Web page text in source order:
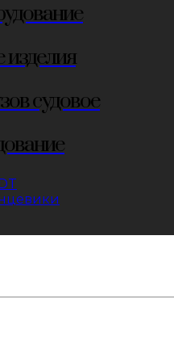
судовое